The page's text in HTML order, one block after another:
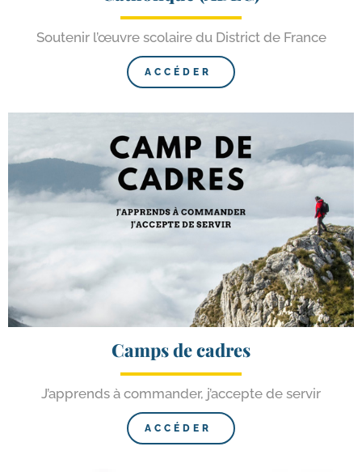
Soutenir l’œuvre sco­laire du District de France
ACCÉDER
Camps de cadres
J’apprends à com­man­der, j’ac­cepte de servir
ACCÉDER